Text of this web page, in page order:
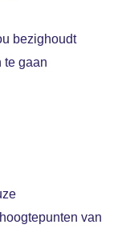
bezighoudt
te gaan
van